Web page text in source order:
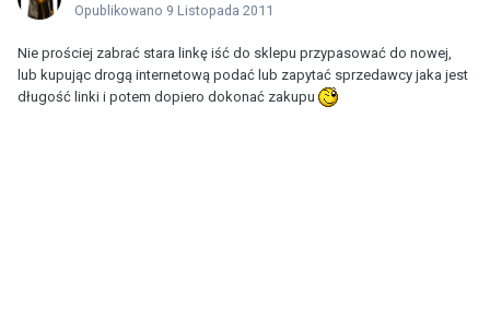
Opublikowano 9 Listopada 2011
Nie prościej zabrać stara linkę iść do sklepu przypasować do nowej,
lub kupując drogą internetową podać lub zapytać sprzedawcy jaka jest
długość linki i potem dopiero dokonać zakupu